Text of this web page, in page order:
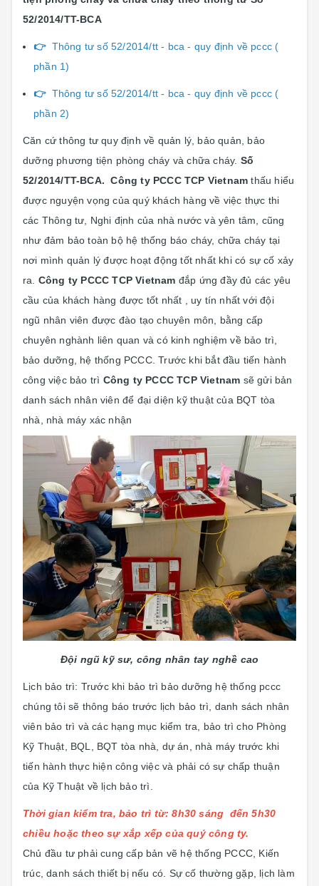
52/2014/TT-BCA
👉 Thông tư số 52/2014/tt - bca - quy định về pccc (
phần 1)
👉 Thông tư số 52/2014/tt - bca - quy định về pccc (
phần 2)
Căn cứ thông tư quy định về quản lý, bảo quản, bảo
dưỡng phương tiện phòng cháy và chữa cháy. Số
52/2014/TT-BCA. Công ty PCCC TCP Vietnam thấu hiểu
được nguyện vọng của quý khách hàng về việc thực thi
các Thông tư, Nghi định của nhà nước và yên tâm, cũng
như đảm bảo toàn bộ hệ thống báo cháy, chữa cháy tại
nơi mình quản lý được hoạt động tốt nhất khi có sự cố xảy
ra. Công ty PCCC TCP Vietnam đắp ứng đầy đủ các yêu
cầu của khách hàng được tốt nhất , uy tín nhất với đội
ngũ nhân viên được đào tạo chuyên môn, bằng cấp
chuyên nghành liên quan và có kinh nghiệm về bảo trì,
bảo dưỡng, hệ thống PCCC. Trước khi bắt đầu tiến hành
công việc bảo trì Công ty PCCC TCP Vietnam sẽ gửi bản
danh sách nhân viên để đại diện kỹ thuật của BQT tòa
nhà, nhà máy xác nhận
Đội ngũ kỹ sư, công nhân tay nghề cao
Lịch bảo trì: Trước khi bảo trì bảo dưỡng hệ thống pccc
chúng tôi sẽ thông báo trước lịch bảo trì, danh sách nhân
viên bảo trì và các hạng mục kiểm tra, bảo trì cho Phòng
Kỹ Thuật, BQL, BQT tòa nhà, dự án, nhà máy trước khi
tiến hành thực hiện công việc và phải có sự chấp thuận
của Kỹ Thuật về lịch bảo trì.
Thời gian kiểm tra, bảo trì từ: 8h30 sáng đến 5h30
chiều hoặc theo sự xắp xếp của quý công ty.
Chủ đầu tư phải cung cấp bản vẽ hệ thống PCCC, Kiến
trúc, danh sách thiết bị nếu có. Sự cố thường gặp, lịch làm